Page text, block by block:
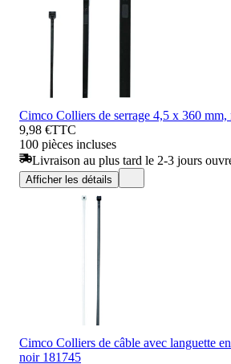
Cimco Colliers de serrage 4,5 x 360
9,98 €TTC
100 pièces incluses
Livraison au plus tard le 2-3 jours
Afficher les détails
Cimco Colliers de câble avec languette
noir 181745